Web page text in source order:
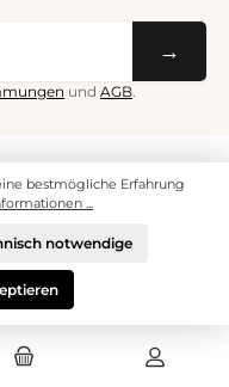
→
und AGB.
Rechte vorbehalten.
bestmögliche Erfahrung
...
notwendige